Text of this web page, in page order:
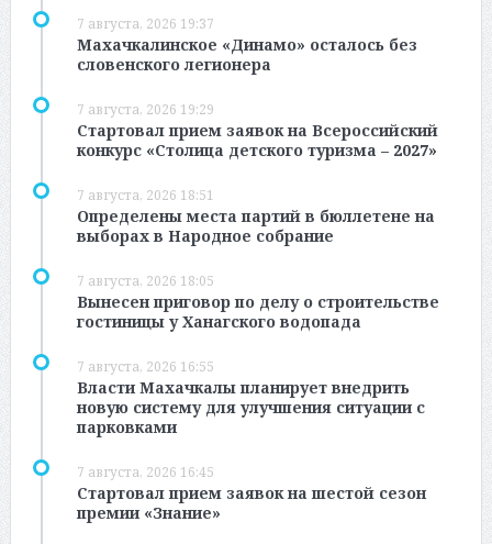
7 августа, 2026 19:37
Махачкалинское «Динамо» осталось без
словенского легионера
7 августа, 2026 19:29
Стартовал прием заявок на Всероссийский
конкурс «Столица детского туризма – 2027»
7 августа, 2026 18:51
Определены места партий в бюллетене на
выборах в Народное собрание
7 августа, 2026 18:05
Вынесен приговор по делу о строительстве
гостиницы у Ханагского водопада
7 августа, 2026 16:55
Власти Махачкалы планирует внедрить
новую систему для улучшения ситуации с
парковками
7 августа, 2026 16:45
Стартовал прием заявок на шестой сезон
премии «Знание»